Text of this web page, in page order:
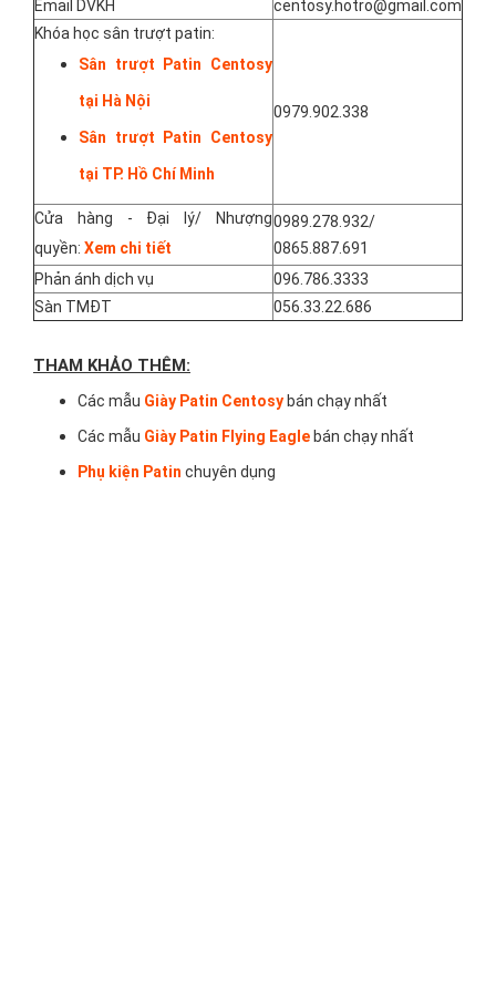
Email DVKH
centosy.hotro@gmail.com
Khóa học sân trượt patin:
Sân trượt Patin Centosy
tại Hà Nội
Sân trượt Patin Centosy
tại TP. Hồ Chí Minh
0979.902.338
Cửa hàng - Đại lý/ Nhượng
quyền: Xem chi tiết
0989.278.932/
0865.887.691
Phản ánh dịch vụ
096.786.3333
Sàn TMĐT
056.33.22.686
THAM KHẢO THÊM:
Các mẫu Giày Patin Centosy bán chạy nhất
Các mẫu Giày Patin Flying Eagle bán chạy nhất
Phụ kiện Patin chuyên dụng